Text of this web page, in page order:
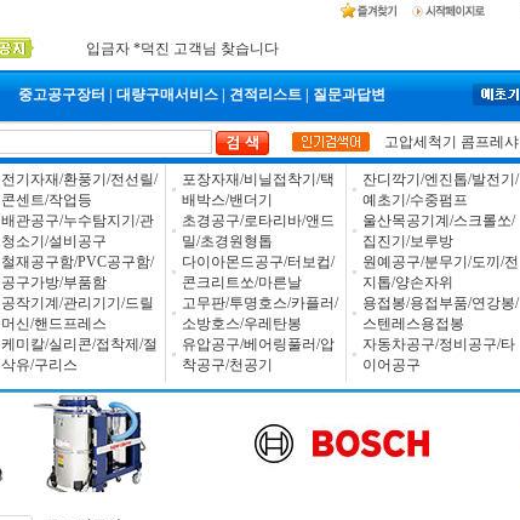
입금자 *덕진 고객님 찾습니다
중고공구장터 대량구매서비스 견적리스트 질문과답변
고압세척기 콤프레샤
전기자재/환풍기/전선릴/
콘센트/작업등
배관공구/누수탐지기/관
청소기/설비공구
철재공구함/PVC공구함/
공구가방/부품함
공작기계/관리기기/드릴
머신/핸드프레스
케미칼/실리콘/접착제/절
삭유/구리스
포장자재/비닐접착기/택
배박스/밴더기
초경공구/로타리바/앤드
밀/초경원형톱
다이아몬드공구/터보컵/
콘크리트쏘/마른날
고무판/투명호스/카플러/
소방호스/우레탄봉
유압공구/베어링풀러/압
착공구/천공기
잔디깍기/엔진톱/발전기/
예초기/수중펌프
울산목공기계/스크롤쏘/
집진기/보루방
원예공구/분무기/도끼/전
지톱/양손자위
용접봉/용접부품/연강봉/
스텐레스용접봉
자동차공구/정비공구/타
이어공구